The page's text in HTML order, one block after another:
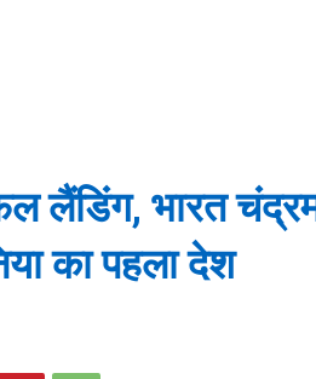
लैंडिंग, भारत
का पहला देश